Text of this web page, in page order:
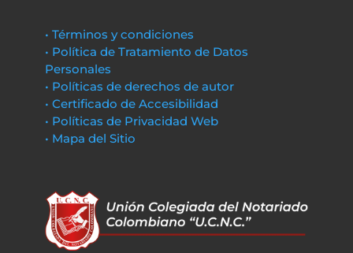
• Términos y condiciones
• Política de Tratamiento de Datos
Personales
• Políticas de derechos de autor
• Certificado de Accesibilidad
• Políticas de Privacidad Web
• Mapa del Sitio